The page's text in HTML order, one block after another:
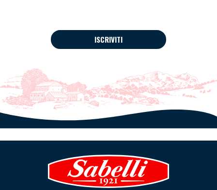
ISCRIVITI